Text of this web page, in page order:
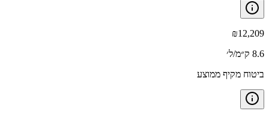
₪12,209
8.6 ק״מ/ל׳
ביטוח מקיף ממוצע